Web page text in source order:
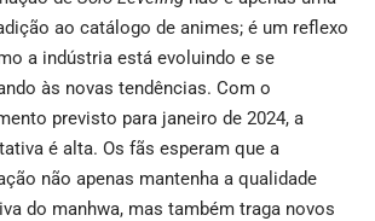
ao catálogo de animes; é um reflexo
a indústria está evoluindo e se
às novas tendências. Com o
previsto para janeiro de 2024, a
é alta. Os fãs esperam que a
não apenas mantenha a qualidade
do manhwa, mas também traga novos